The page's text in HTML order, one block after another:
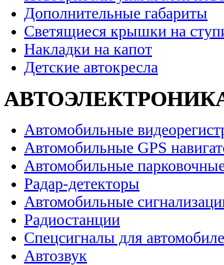
Дополнительные габариты
Светящиеся крышки на
Накладки на капот
Детские автокресла
Автомобильные
Автомобильные GPS
Автомобильные
Радар-детекторы
Автомобильные
Радиостанции
Спецсигналы для
Автозвук